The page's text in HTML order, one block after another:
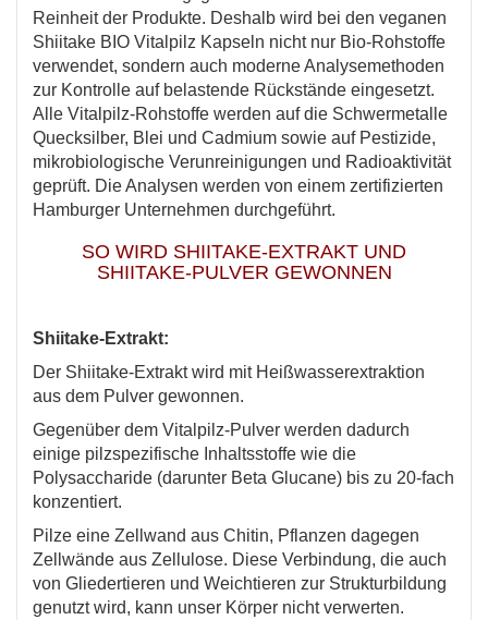
Reinheit der Produkte. Deshalb wird bei den veganen
Shiitake BIO Vitalpilz Kapseln nicht nur Bio-Rohstoffe
verwendet, sondern auch moderne Analysemethoden
zur Kontrolle auf belastende Rückstände eingesetzt.
Alle Vitalpilz-Rohstoffe werden auf die Schwermetalle
Quecksilber, Blei und Cadmium sowie auf Pestizide,
mikrobiologische Verunreinigungen und Radioaktivität
geprüft. Die Analysen werden von einem zertifizierten
Hamburger Unternehmen durchgeführt.
SO WIRD SHIITAKE-EXTRAKT UND
SHIITAKE-PULVER GEWONNEN
Shiitake-Extrakt:
Der Shiitake-Extrakt wird mit Heißwasserextraktion
aus dem Pulver gewonnen.
Gegenüber dem Vitalpilz-Pulver werden dadurch
einige pilzspezifische Inhaltsstoffe wie die
Polysaccharide (darunter Beta Glucane) bis zu 20-fach
konzentiert.
Pilze eine Zellwand aus Chitin, Pflanzen dagegen
Zellwände aus Zellulose. Diese Verbindung, die auch
von Gliedertieren und Weichtieren zur Strukturbildung
genutzt wird, kann unser Körper nicht verwerten.